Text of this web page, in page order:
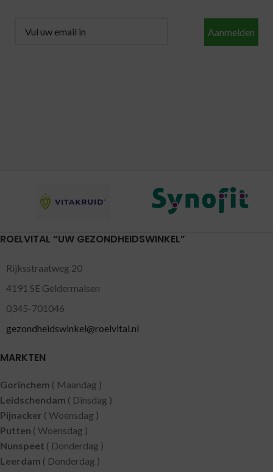
Aanmelden
ROELVITAL “UW GEZONDHEIDSWINKEL”
Rijksstraatweg 20
4191 SE Geldermalsen
0345-701046
gezondheidswinkel@roelvital.nl
MARKTEN
Gorinchem ( Maandag )
Leidschendam ( Dinsdag )
Pijnacker ( Woensdag )
Putten ( Woensdag )
Nunspeet ( Donderdag )
Leerdam ( Donderdag )